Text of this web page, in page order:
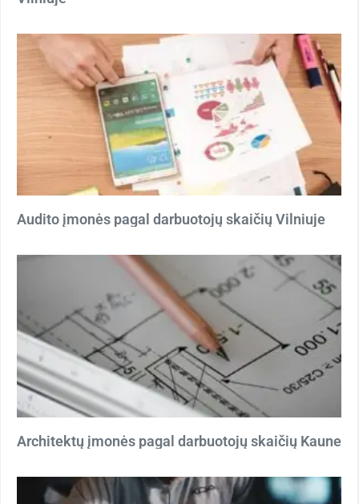
Audito įmonės pagal darbuotojų skaičių Vilniuje
Architektų įmonės pagal darbuotojų skaičių Kaune